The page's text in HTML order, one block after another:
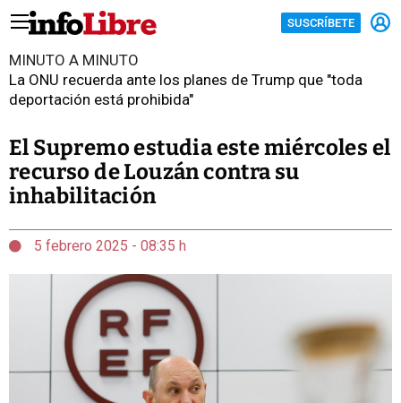
SUSCRÍBETE
MINUTO A MINUTO
La ONU recuerda ante los planes de Trump que "toda
deportación está prohibida"
El Supremo estudia este miércoles el
recurso de Louzán contra su
inhabilitación
5 febrero 2025 - 08:35 h